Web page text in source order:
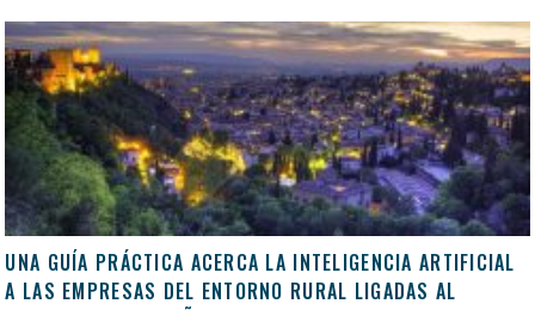
UNA GUÍA PRÁCTICA ACERCA LA INTELIGENCIA ARTIFICIAL
A LAS EMPRESAS DEL ENTORNO RURAL LIGADAS AL